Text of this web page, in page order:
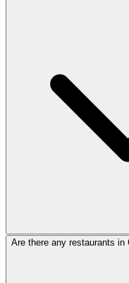
Are there any restaurants